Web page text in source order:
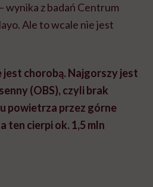
wynika z badań Centrum
Ale to wcale nie jest
jest chorobą. Najgorszy jest
(OBS), czyli brak
powietrza przez górne
ten cierpi ok. 1,5 mln